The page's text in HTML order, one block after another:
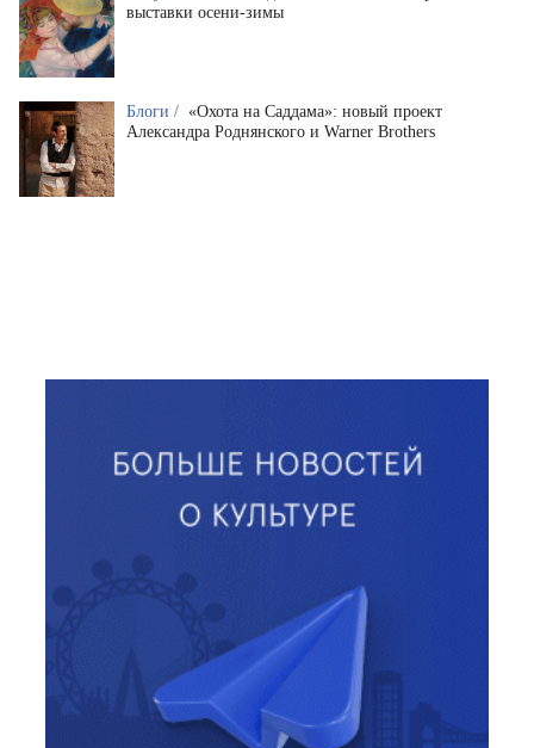
выставки осени-зимы
Блоги / «Охота на Саддама»: новый проект
Александра Роднянского и Warner Brothers